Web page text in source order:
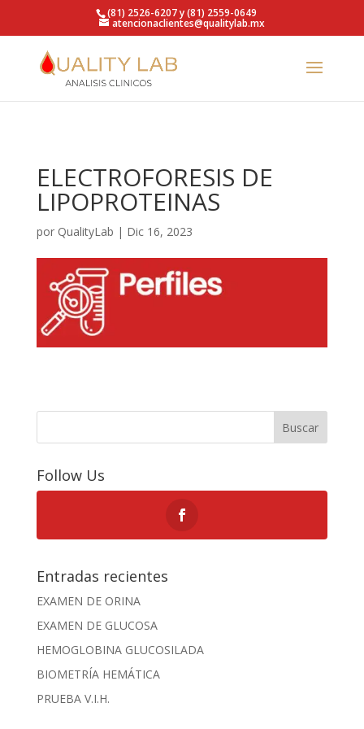
https://qualitylab.mx/(81) 2526-6207 y (81) 2559-0649
atencionaclientes@qualitylab.mx
ELECTROFORESIS DE
LIPOPROTEINAS
por QualityLab | Dic 16, 2023
Buscar
Follow Us
Entradas recientes
EXAMEN DE ORINA
EXAMEN DE GLUCOSA
HEMOGLOBINA GLUCOSILADA
BIOMETRÍA HEMÁTICA
PRUEBA V.I.H.